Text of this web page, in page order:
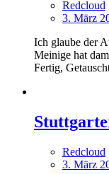
Redcloud
3. März
Ich glaube der
Meinige hat
Fertig,
Redcloud
3. März